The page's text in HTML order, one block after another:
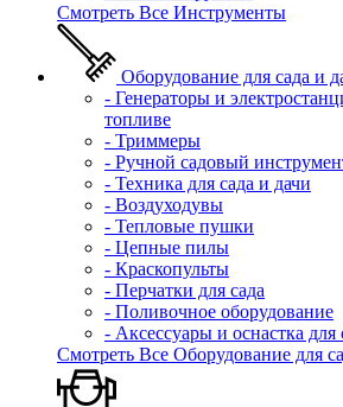
Смотреть Все Инструменты
Оборудование для сада и
- Генераторы и
топливе
- Триммеры
- Ручной садовый
- Техника для сада и дачи
- Воздуходувы
- Тепловые пушки
- Цепные пилы
- Краскопульты
- Перчатки для сада
- Поливочное оборудование
- Аксессуары и оснастка для
Смотреть Все Оборудование для